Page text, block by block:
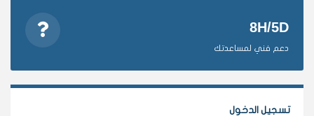
8H/5D
دعم فني لمساعدتك
تسجيل الدخول